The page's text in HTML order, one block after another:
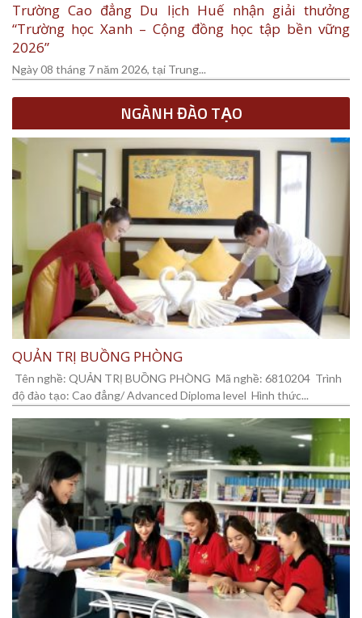
Trường Cao đẳng Du lịch Huế nhận giải thưởng
“Trường học Xanh – Cộng đồng học tập bền vững
2026”
Ngày 08 tháng 7 năm 2026, tại Trung...
NGÀNH ĐÀO TẠO
QUẢN TRỊ BUỒNG PHÒNG
Tên nghề: QUẢN TRỊ BUỒNG PHÒNG Mã nghề: 6810204 Trình
độ đào tạo: Cao đẳng/ Advanced Diploma level Hình thức...